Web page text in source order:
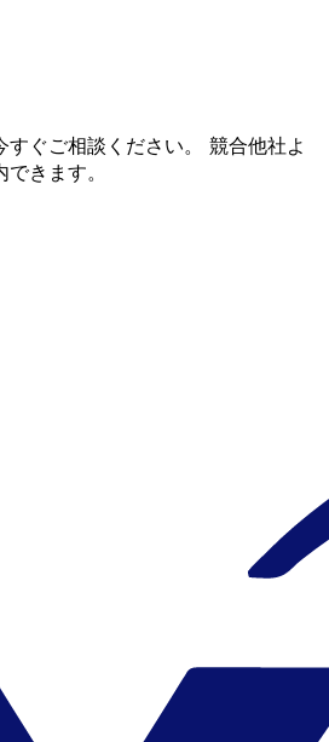
ぐご相談ください。 競合他社よ
きます。